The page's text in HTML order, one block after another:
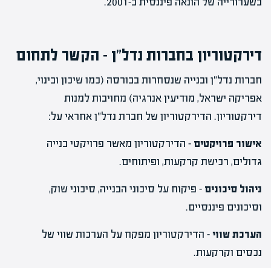
דירקטוריון בחברות נדל"ן – הקשר לתחום
חברות נדל"ן ובנייה שנסחרות בבורסה (כמו שיכון ובינוי,
אפריקה ישראל, מודיעין אנרגיה) מחויבות למנות
דירקטוריון. הדירקטוריון של חברת נדל"ן אחראי על:
אישור פרויקטים – הדירקטוריון מאשר פרויקטי בנייה
גדולים, רכישת קרקעות, ופיתוחים.
ניהול סיכונים – פיקוח על סיכוני הבנייה, סיכוני שוק,
וסיכונים פיננסיים.
הערכת שווי– הדירקטוריון מפקח על הערכות שווי של
נכסים וקרקעות.